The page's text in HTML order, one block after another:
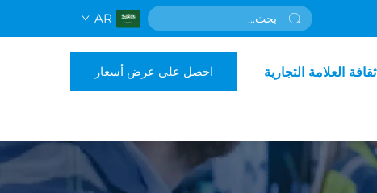
AR
ثقافة العلامة التجارية احصل على عرض أسعار